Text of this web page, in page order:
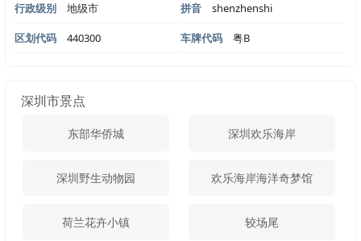
行政级别
地级市 拼音 shenzhenshi
区划代码 440300 车牌代码 粤B
深圳市景点
东部华侨城 深圳欢乐海岸
深圳野生动物园 欢乐海岸海洋奇梦馆
荷兰花卉小镇 较场尾